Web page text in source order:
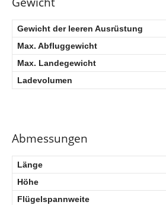
Gewicht der leeren Ausrüstung
Max. Abfluggewicht
Max. Landegewicht
Ladevolumen
Abmessungen
Länge
Höhe
Flügelspannweite